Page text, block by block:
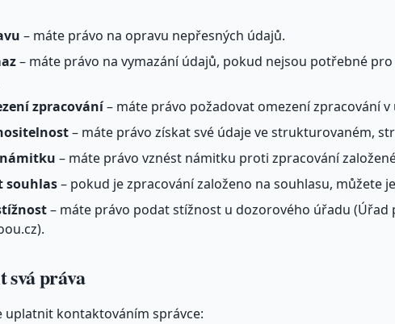
– máte právo na opravu nepřesných údajů.
– máte právo na vymazání údajů, pokud nejsou potřebné
zpracování– máte právo požadovat omezení zpracování
– máte právo získat své údaje ve strukturovaném,
– máte právo vznést námitku proti zpracování
souhlas– pokud je zpracování založeno na souhlasu, můžete
– máte právo podat stížnost u dozorového úřadu
svá práva
uplatnit kontaktováním správce: